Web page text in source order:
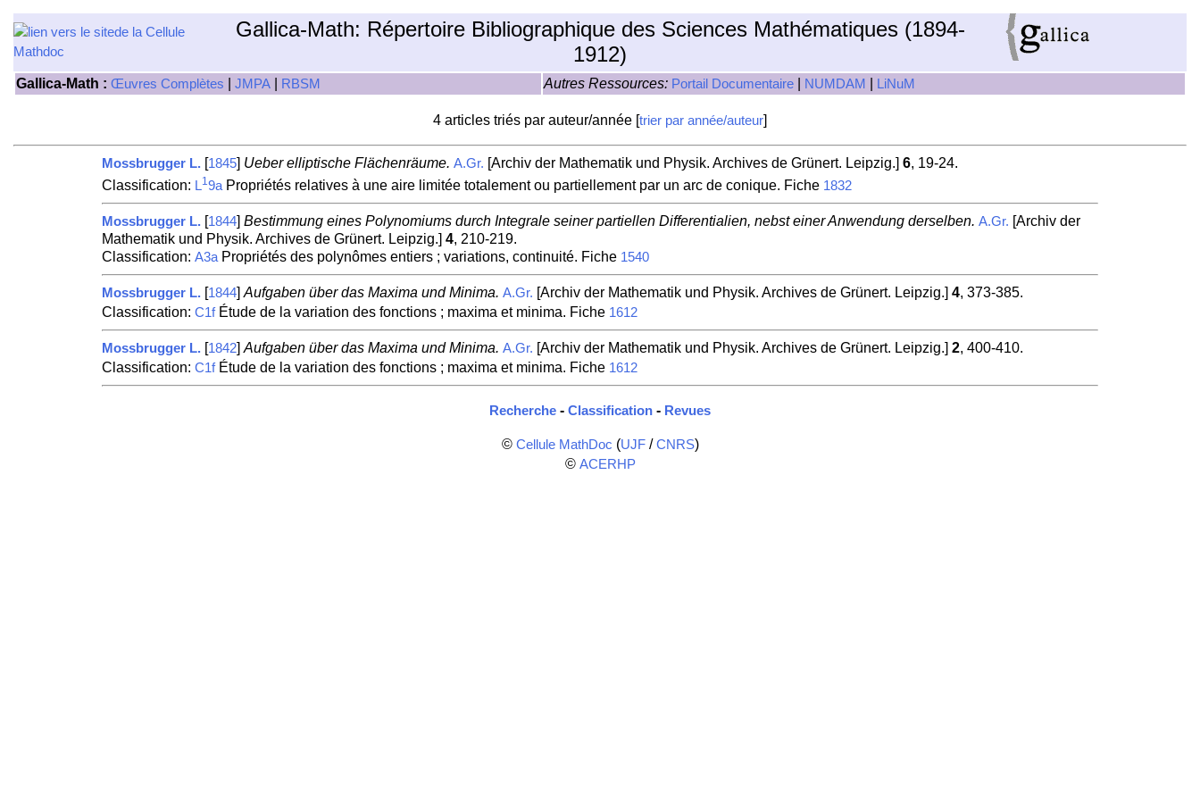
Gallica-Math: Répertoire Bibliographique des Sciences Mathématiques (1894-
1912)
Gallica-Math : Œuvres Complètes JMPA RBSM Autres Ressources: Portail Documentaire NUMDAM LiNuM
4 articles triés par auteur/année [trier par année/auteur]
Mossbrugger L. [1845] Ueber elliptische Flächenräume. A.Gr. [Archiv der Mathematik und Physik. Archives de Grünert. Leipzig.] 6, 19-24.
Classification: L19aPropriétés relatives à une aire limitée totalement ou partiellement par un arc de conique. Fiche 1832
Mossbrugger L. [1844] Bestimmung eines Polynomiums durch Integrale seiner partiellen Differentialien, nebst einer Anwendung derselben. A.Gr. [Archiv der
Mathematik und Physik. Archives de Grünert. Leipzig.] 4, 210-219.
Classification: A3aPropriétés des polynômes entiers ; variations, continuité. Fiche 1540
Mossbrugger L. [1844] Aufgaben über das Maxima und Minima. A.Gr. [Archiv der Mathematik und Physik. Archives de Grünert. Leipzig.] 4, 373-385.
Classification: C1fÉtude de la variation des fonctions ; maxima et minima. Fiche 1612
Mossbrugger L. [1842] Aufgaben über das Maxima und Minima. A.Gr. [Archiv der Mathematik und Physik. Archives de Grünert. Leipzig.] 2, 400-410.
Classification: C1fÉtude de la variation des fonctions ; maxima et minima. Fiche 1612
Recherche - Classification - Revues
© Cellule MathDoc (UJF/CNRS)
© ACERHP